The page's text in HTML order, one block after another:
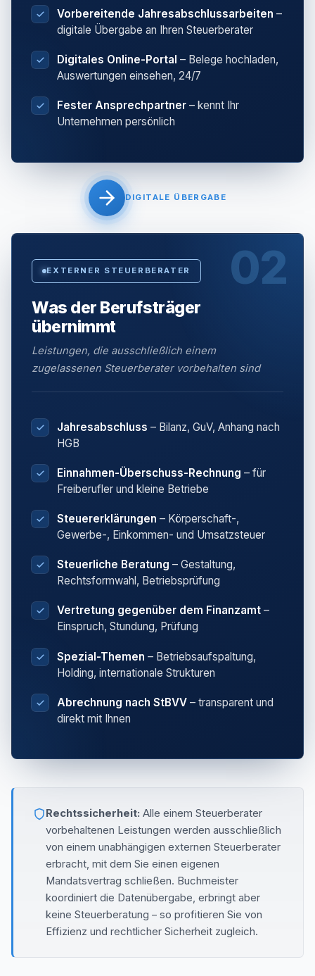
Vorbereitende Jahresabschlussarbeiten –
digitale Übergabe an Ihren Steuerberater
Digitales Online-Portal – Belege hochladen,
Auswertungen einsehen, 24/7
Fester Ansprechpartner – kennt Ihr
Unternehmen persönlich
DIGITALE ÜBERGABE
02
EXTERNER STEUERBERATER
Was der Berufsträger
übernimmt
Leistungen, die ausschließlich einem
zugelassenen Steuerberater vorbehalten sind
Jahresabschluss – Bilanz, GuV, Anhang nach
HGB
Einnahmen-Überschuss-Rechnung – für
Freiberufler und kleine Betriebe
Steuererklärungen – Körperschaft-,
Gewerbe-, Einkommen- und Umsatzsteuer
Steuerliche Beratung – Gestaltung,
Rechtsformwahl, Betriebsprüfung
Vertretung gegenüber dem Finanzamt –
Einspruch, Stundung, Prüfung
Spezial-Themen – Betriebsaufspaltung,
Holding, internationale Strukturen
Abrechnung nach StBVV – transparent und
direkt mit Ihnen
Rechtssicherheit: Alle einem Steuerberater
vorbehaltenen Leistungen werden ausschließlich
von einem unabhängigen externen Steuerberater
erbracht, mit dem Sie einen eigenen
Mandatsvertrag schließen. Buchmeister
koordiniert die Datenübergabe, erbringt aber
keine Steuerberatung – so profitieren Sie von
Effizienz und rechtlicher Sicherheit zugleich.